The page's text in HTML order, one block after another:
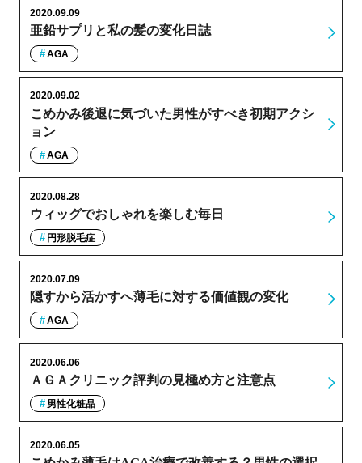
亜鉛サプリと私の髪の変化日誌
2020.09.09
AGA
こめかみ後退に気づいた男性がすべき初期アクシ
ョン
2020.09.02
AGA
ウィッグでおしゃれを楽しむ毎日
2020.08.28
円形脱毛症
隠すから活かすへ薄毛に対する価値観の変化
2020.07.09
AGA
ＡＧＡクリニック評判の見極め方と注意点
2020.06.06
男性化粧品
2020.06.05